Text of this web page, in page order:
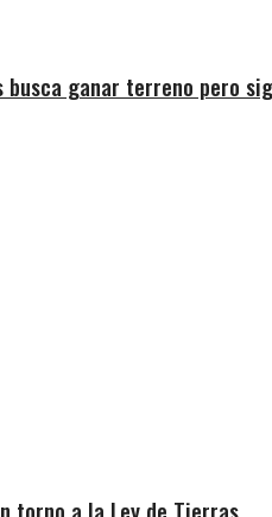
busca ganar terreno pero
torno a la Ley de Tierras